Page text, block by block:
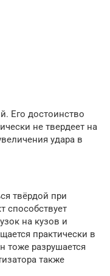
Его достоинство
не твердеет на
удара в
твёрдой при
способствует
на кузов и
практически в
тоже разрушается
также